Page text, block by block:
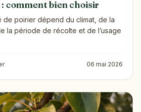
comment bien choisir
de poirier dépend du climat, de la
la période de récolte et de l’usage
06 mai 2026